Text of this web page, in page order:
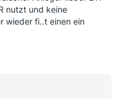
nutzt und keine
wieder fi..t einen ein